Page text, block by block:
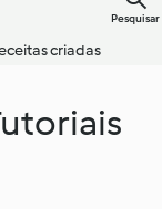
Pesquisar
criadas